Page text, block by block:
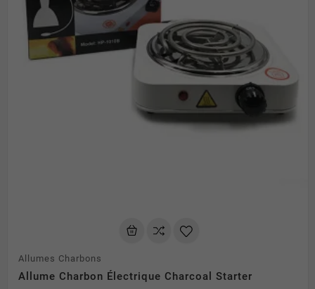
Allumes Charbons
Allume Charbon Électrique Charcoal Starter